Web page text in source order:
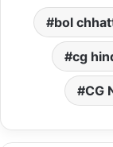
bol
cg
CG